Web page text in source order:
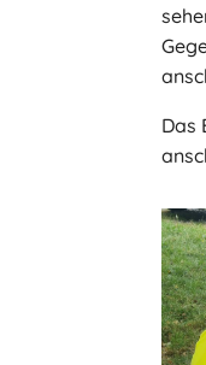
Das